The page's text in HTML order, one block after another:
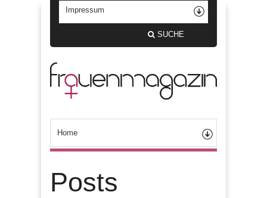
SUCHE
Posts